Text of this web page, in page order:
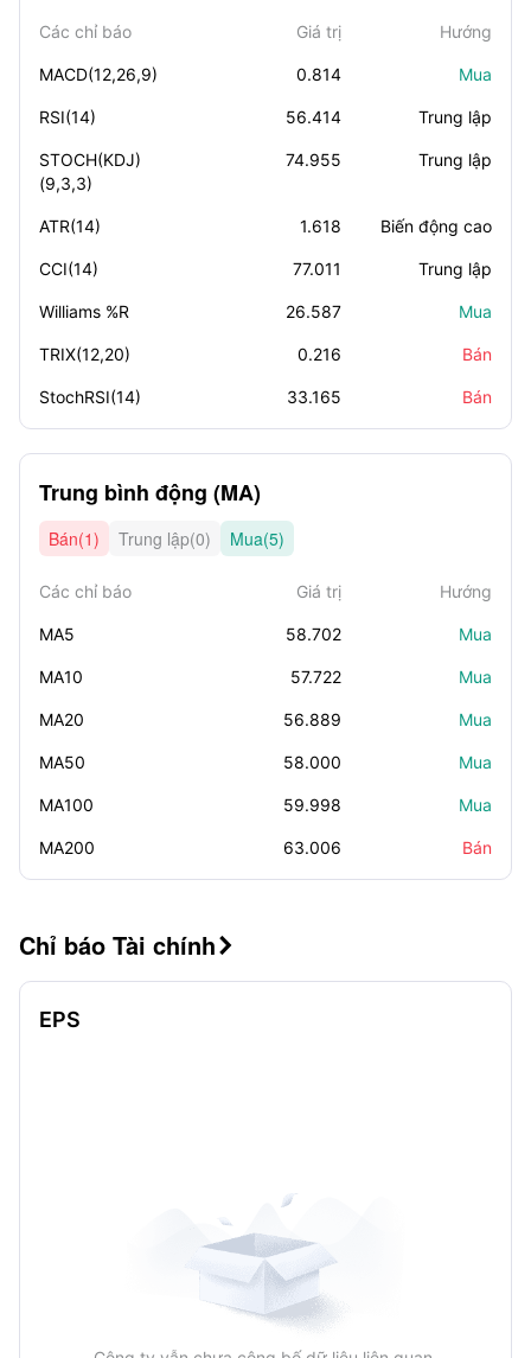
Các chỉ báo Giá trị Hướng
MACD(12,26,9) 0.814 Mua
RSI(14) 56.414 Trung lập
STOCH(KDJ)
(9,3,3)
74.955 Trung lập
ATR(14) 1.618 Biến động cao
CCI(14) 77.011 Trung lập
Williams %R 26.587 Mua
TRIX(12,20) 0.216 Bán
StochRSI(14) 33.165 Bán
Trung bình động (MA)
Bán(1) Trung lập(0) Mua(5)
Các chỉ báo Giá trị Hướng
MA5 58.702 Mua
MA10 57.722 Mua
MA20 56.889 Mua
MA50 58.000 Mua
MA100 59.998 Mua
MA200 63.006 Bán
Chỉ báo Tài chính 
EPS